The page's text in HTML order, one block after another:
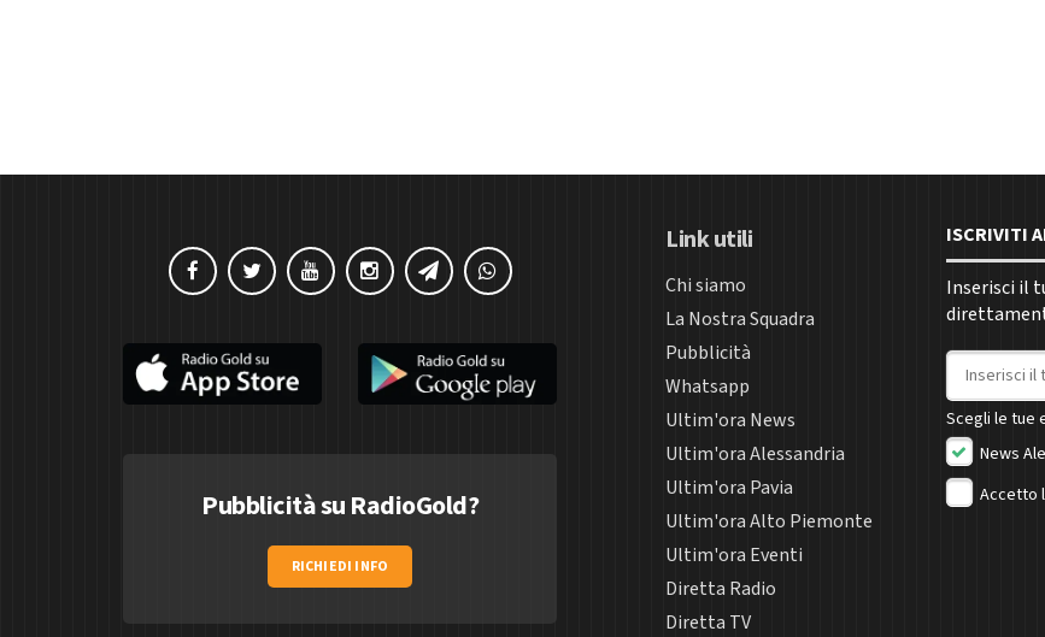
Pubblicità su RadioGold?
RICHIEDI INFO
Link utili
Chi siamo
La Nostra Squadra
Pubblicità
Whatsapp
Ultim'ora News
Ultim'ora Alessandria
Ultim'ora Pavia
Ultim'ora Alto Piemonte
Ultim'ora Eventi
Diretta Radio
Diretta TV
ISCRIVITI
Inserisci il
Indirizzo
Scegli le tue
News
Accetto